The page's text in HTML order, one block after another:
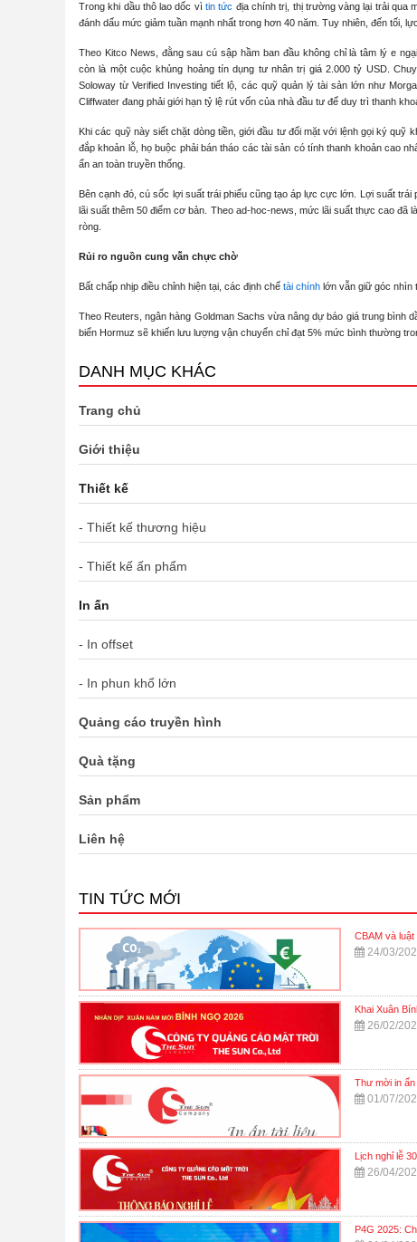
Trong khi dầu thô lao dốc vìtin tức địa chính trị, thị trường vàng lại trải qua
đánh dấu mức giảm tuần mạnh nhất trong hơn 40 năm. Tuy nhiên, đến tối,
Theo Kitco News, đằng sau cú sập hầm ban đầu không chỉ là tâm lý e
còn là một cuộc khủng hoảng tín dụng tư nhân trị giá 2.000 tỷ USD.
Soloway từ Verified Investing tiết lộ, các quỹ quản lý tài sản lớn như
Cliffwater đang phải giới hạn tỷ lệ rút vốn của nhà đầu tư để duy trì thanh
Khi các quỹ này siết chặt dòng tiền, giới đầu tư đối mặt với lệnh gọi ký quỹ
đắp khoản lỗ, họ buộc phải bán tháo các tài sản có tính thanh khoản cao
ẩn an toàn truyền thống.
Bên cạnh đó, cú sốc lợi suất trái phiếu cũng tạo áp lực cực lớn. Lợi suất
lãi suất thêm 50 điểm cơ bản. Theo ad-hoc-news, mức lãi suất thực cao đã
ròng.
Rủi ro nguồn cung vẫn chực chờ
Bất chấp nhịp điều chỉnh hiện tại, các định chế tài chính lớn vẫn giữ góc nhìn
Theo Reuters, ngân hàng Goldman Sachs vừa nâng dự báo giá trung bình
biển Hormuz sẽ khiến lưu lượng vận chuyển chỉ đạt 5% mức bình thường
DANH MỤC KHÁC
Trang chủ
Giới thiệu
Thiết kế
- Thiết kế thương hiệu
- Thiết kế ấn phẩm
In ấn
- In offset
- In phun khổ lớn
Quảng cáo truyền hình
Quà tặng
Sản phẩm
Liên hệ
TIN TỨC MỚI
CBAM và
24/03/
Khai Xuân
26/02/
Thư mời in
01/07/
Lịch nghỉ lễ
26/04/
P4G 2025: